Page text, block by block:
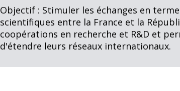
Objectif : Stimuler les échanges en
scientifiques entre la France et la
coopérations en recherche et R&D et
d'étendre leurs réseaux internationaux.